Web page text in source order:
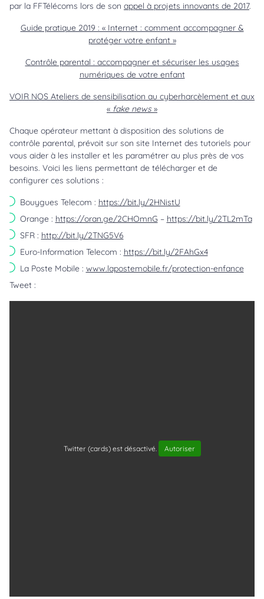
par la FFTélécoms lors de son appel à projets innovants de 2017.
Guide pratique 2019 : « Internet : comment accompagner &
protéger votre enfant »
Contrôle parental : accompagner et sécuriser les usages
numériques de votre enfant
VOIR NOS Ateliers de sensibilisation au cyberharcèlement et aux
« fake news»
Chaque opérateur mettant à disposition des solutions de
contrôle parental, prévoit sur son site Internet des tutoriels pour
vous aider à les installer et les paramétrer au plus près de vos
besoins. Voici les liens permettant de télécharger et de
configurer ces solutions :
Bouygues Telecom : https://bit.ly/2HNistU
Orange : https://oran.ge/2CHOmnG – https://bit.ly/2TL2mTa
SFR : http://bit.ly/2TNG5V6
Euro-Information Telecom : https://bit.ly/2FAhGx4
La Poste Mobile : www.lapostemobile.fr/protection-enfance
Tweet :
Twitter (cards) est désactivé. Autoriser